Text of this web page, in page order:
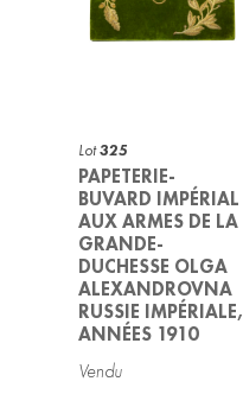
Lot325
PAPETERIE-
BUVARD IMPÉRIAL
AUX ARMES DE LA
GRANDE-
DUCHESSE OLGA
ALEXANDROVNA
RUSSIE IMPÉRIALE,
ANNÉES 1910